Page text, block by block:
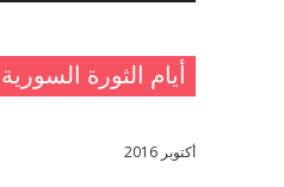
القدس والربيع العربي في ندوة لحزب
أيام الثورة السورية
أكتوبر 2016